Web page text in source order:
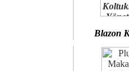
Blazon